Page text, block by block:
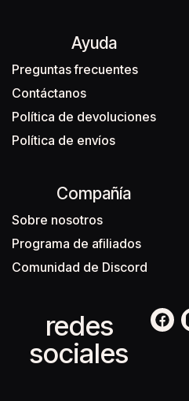
redes
sociales
Compañía
Sobre nosotros
Programa de afiliados
Comunidad de Discord
Ayuda
Preguntas frecuentes
Contáctanos
Política de devoluciones
Política de envíos